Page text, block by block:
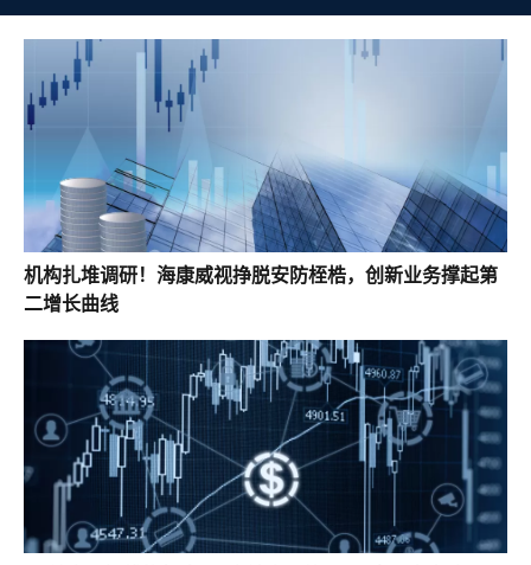
机构扎堆调研！海康威视挣脱安防桎梏，创新业务撑起第
二增长曲线